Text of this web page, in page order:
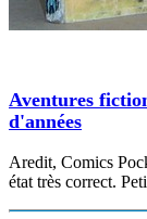
Aventures
d'années
Aredit, Comics
état très correct.